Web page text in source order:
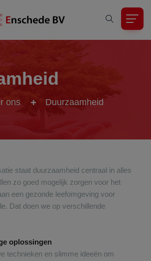
ons Duurzaamheid
staat duurzaamheid centraal in alles
zo goed mogelijk zorgen voor het
een gezonde leefomgeving voor
Dat doen we op verschillende
oplossingen
technieken en slimme ideeën om